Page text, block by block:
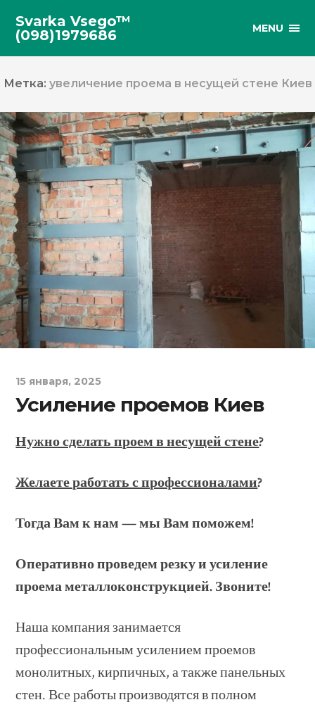
Svarka Vsego™
(098)1979686
MENU
Метка: увеличение проема в несущей стене Киев
15 января, 2025
Усиление проемов Киев
Нужно сделать проем в несущей стене?
Желаете работать с профессионалами?
Тогда Вам к нам — мы Вам поможем!
Оперативно проведем резку и усиление
проема металлоконструкцией. Звоните!
Наша компания занимается
профессиональным усилением проемов
монолитных, кирпичных, а также панельных
стен. Все работы производятся в полном